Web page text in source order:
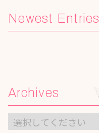
Newest Entries
Archives